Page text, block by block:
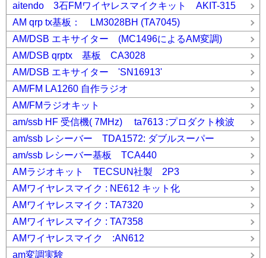
aitendo 3石FMワイヤレスマイクキット AKIT-315
AM qrp tx基板： LM3028BH (TA7045)
AM/DSB エキサイター (MC1496によるAM変調)
AM/DSB qrptx 基板 CA3028
AM/DSB エキサイター 'SN16913'
AM/FM LA1260 自作ラジオ
AM/FMラジオキット
am/ssb HF 受信機( 7MHz) ta7613 :プロダクト検波
am/ssb レシーバー TDA1572: ダブルスーパー
am/ssb レシーバー基板 TCA440
AMラジオキット TECSUN社製 2P3
AMワイヤレスマイク : NE612 キット化
AMワイヤレスマイク : TA7320
AMワイヤレスマイク : TA7358
AMワイヤレスマイク :AN612
am変調実験